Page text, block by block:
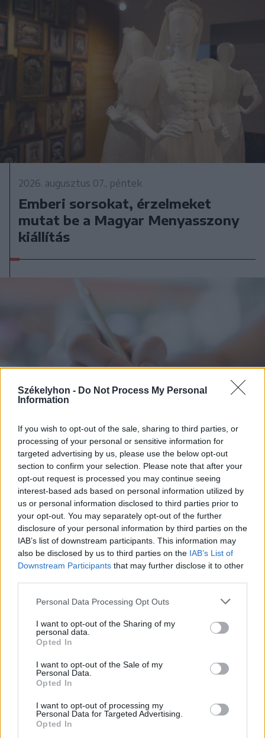
Székelyhon - Do Not Process My Personal
Information
If you wish to opt-out of the sale, sharing to third parties, or
processing of your personal or sensitive information for
targeted advertising by us, please use the below opt-out
section to confirm your selection. Please note that after your
opt-out request is processed you may continue seeing
interest-based ads based on personal information utilized by
us or personal information disclosed to third parties prior to
your opt-out. You may separately opt-out of the further
disclosure of your personal information by third parties on the
IAB’s list of downstream participants. This information may
also be disclosed by us to third parties on the IAB’s List of
Downstream Participants that may further disclose it to other
Personal Data Processing Opt Outs
I want to opt-out of the Sharing of my
personal data.
Opted In
I want to opt-out of the Sale of my
Personal Data.
Opted In
I want to opt-out of processing my
Personal Data for Targeted Advertising.
Opted In
2026. augusztus 07., péntek
Emberi sorsokat, érzelmeket
mutat be a Magyar Menyasszony
kiállítás
2026. augusztus 07., péntek
Románul is helyt kell állni a hétfőn
kezdődő írásbeliken – így
készülhetnek a pótérettségizők